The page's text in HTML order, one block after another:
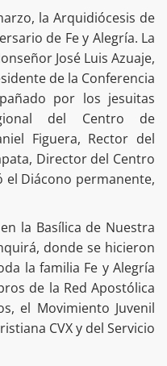
la Arquidiócesis de
de Fe y Alegría. La
José Luis Azuaje,
de la Conferencia
por los jesuitas
del Centro de
Figuera, Rector del
Director del Centro
el Diácono permanente,
la Basílica de Nuestra
donde se hicieron
la familia Fe y Alegría
de la Red Apostólica
el Movimiento Juvenil
CVX y del Servicio